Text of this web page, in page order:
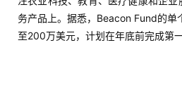
实
战
分
务产品上。据悉，Beacon Fund的单
至200万美元，计划在年底前完成第一